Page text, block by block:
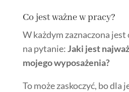
Co jest ważne w pracy?
W każdym zaznaczona
na pytanie:Jaki jest
mojego wyposażenia?
To może zaskoczyć, bo dla